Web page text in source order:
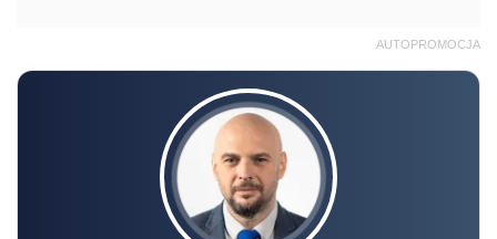
AUTOPROMOCJA